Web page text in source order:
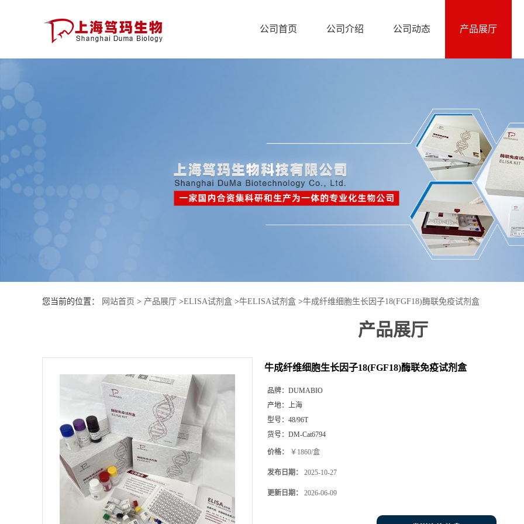
首
公司首页 公司介绍 公司动态 产品展厅
您当前的位置： 网站首页 > 产品展厅 >ELISA试剂盒 >牛ELISA试剂盒 >牛成纤维细胞生长因子18(FGF18)酶联免疫试剂盒
产品展厅
牛成纤维细胞生长因子18(FGF18)酶联免疫试剂盒
品牌： DUMABIO
产地：
上海
型号： 48/96T
货号： DM-Cat6794
价格： ￥1860/盒
发布日期： 2025-10-27
更新日期： 2026-06-09